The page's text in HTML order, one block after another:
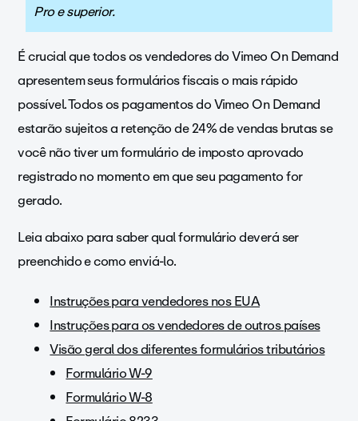
Pro e superior.
É crucial que todos os vendedores do Vimeo On Demand
apresentem seus formulários fiscais o mais rápido
possível. Todos os pagamentos do Vimeo On Demand
estarão sujeitos a retenção de 24% de vendas brutas se
você não tiver um formulário de imposto aprovado
registrado no momento em que seu pagamento for
gerado.
Leia abaixo para saber qual formulário deverá ser
preenchido e como enviá-lo.
Instruções para vendedores nos EUA
Instruções para os vendedores de outros países
Visão geral dos diferentes formulários tributários
Formulário W-9
Formulário W-8